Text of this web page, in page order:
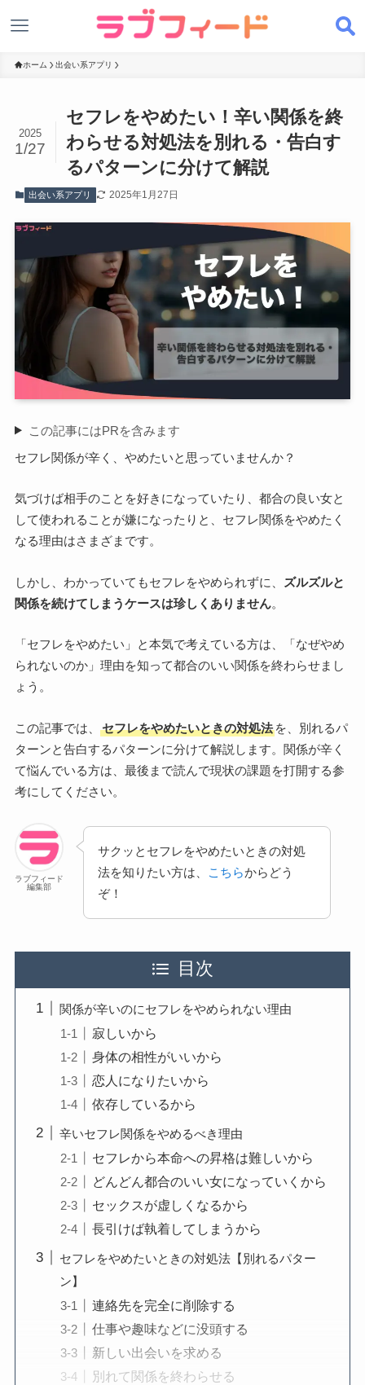
ホーム 出会い系アプリ
セフレをやめたい！辛い関係を終
わらせる対処法を別れる・告白す
るパターンに分けて解説
2025
1/27
出会い系アプリ 2025年1月27日
この記事にはPRを含みます
セフレ関係が辛く、やめたいと思っていませんか？
気づけば相手のことを好きになっていたり、都合の良い女と
して使われることが嫌になったりと、セフレ関係をやめたく
なる理由はさまざまです。
しかし、わかっていてもセフレをやめられずに、
ズルズルと
関係を続けてしまうケースは珍しくありません。
「セフレをやめたい」と本気で考えている方は、「なぜやめ
られないのか」理由を知って都合のいい関係を終わらせまし
ょう。
この記事では、 セフレをやめたいときの対処法を、別れるパ
ターンと告白するパターンに分けて解説します。関係が辛く
て悩んでいる方は、最後まで読んで現状の課題を打開する参
考にしてください。
ラブフィード
編集部
サクッとセフレをやめたいときの対処
法を知りたい方は、
こちらからどう
ぞ！
目次
関係が辛いのにセフレをやめられない理由
寂しいから
身体の相性がいいから
恋人になりたいから
依存しているから
辛いセフレ関係をやめるべき理由
セフレから本命への昇格は難しいから
どんどん都合のいい女になっていくから
セックスが虚しくなるから
長引けば執着してしまうから
セフレをやめたいときの対処法【別れるパター
ン】
連絡先を完全に削除する
仕事や趣味などに没頭する
新しい出会いを求める
別れて関係を終わらせる